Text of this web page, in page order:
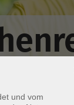
und vom